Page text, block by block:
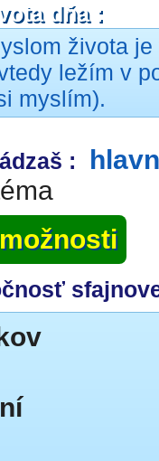
dňa :
života
ležím v
myslím).
: